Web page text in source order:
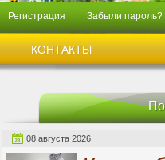
Регистрация Забыли пароль?
КОНТАКТЫ
08 августа 2026